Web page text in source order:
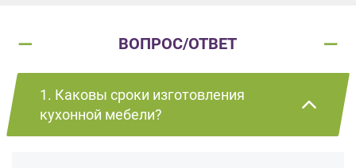
ВОПРОС/ОТВЕТ
1. Каковы сроки изготовления
кухонной мебели?